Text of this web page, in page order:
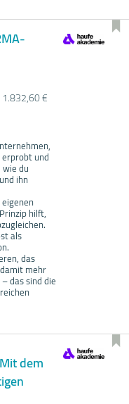
1.832,60 €
und
du
ihn
hilft,
als
das
mehr
das sind die
dem